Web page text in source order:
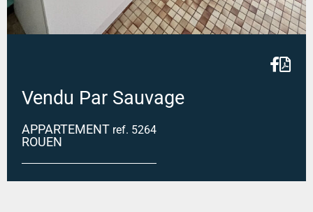
Vendu Par Sauvage
APPARTEMENT ref. 5264
ROUEN